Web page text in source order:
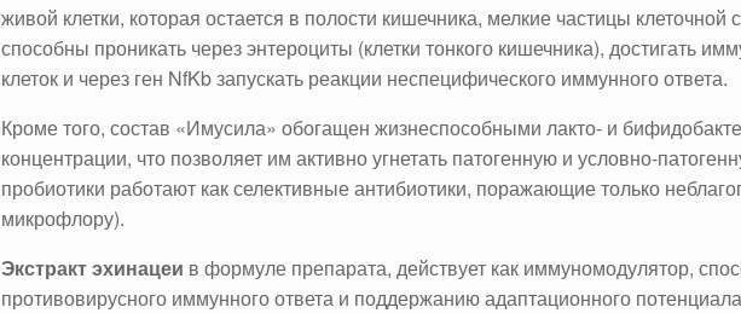
живой клетки, которая остается в полости кишечника, мелкие частицы клеточной
способны проникать через энтероциты (клетки тонкого кишечника), достигать
клеток и через ген NfKb запускать реакции неспецифического иммунного ответа.
Кроме того, состав «Имусила» обогащен жизнеспособными лакто- и
концентрации, что позволяет им активно угнетать патогенную и условно-
пробиотики работают как селективные антибиотики, поражающие только
микрофлору).
Экстракт эхинацеи в формуле препарата, действует как иммуномодулятор,
противовирусного иммунного ответа и поддержанию адаптационного